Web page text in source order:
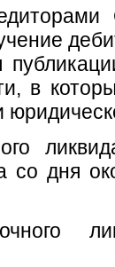
в
дня